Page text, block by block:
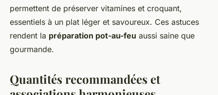
permettent de préserver vitamines et croquant,
essentiels à un plat léger et savoureux. Ces astuces
rendent la préparation pot-au-feu aussi saine que
gourmande.
Quantités recommandées et